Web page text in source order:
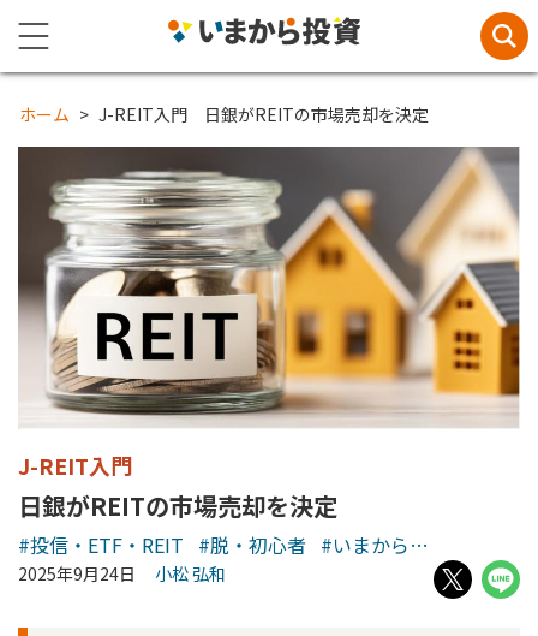
ホーム J-REIT入門 日銀がREITの市場売却を決定
J-REIT入門
日銀がREITの市場売却を決定
#投信・ETF・REIT #脱・初心者 #いまから…
2025年9月24日 小松 弘和